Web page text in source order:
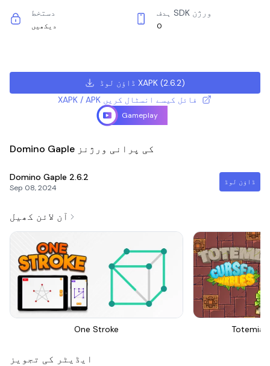
دستخط
دیکھیں
ہدف SDK ورژن
0
ڈاؤن لوڈ XAPK(2.6.2)
XAPK / APK فائل کیسے انسٹال کریں
Gameplay
Domino Gaple کی پرانی ورژنز
Domino Gaple 2.6.2
Sep 08, 2024
ڈاؤن لوڈ
آن لائن کھیل
One Stroke Totemia
ایڈیٹر کی تجویز